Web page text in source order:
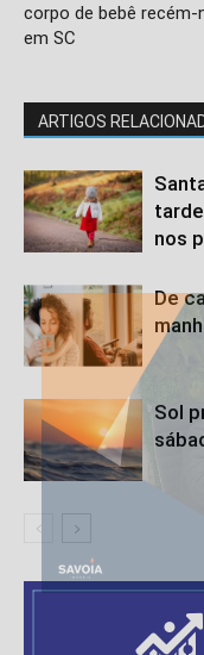
corpo de bebê recém-
em SC
ARTIGOS
nos
De
Sol